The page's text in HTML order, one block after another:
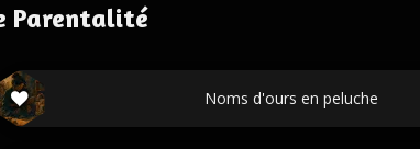
Parentalité
Noms d'ours en peluche